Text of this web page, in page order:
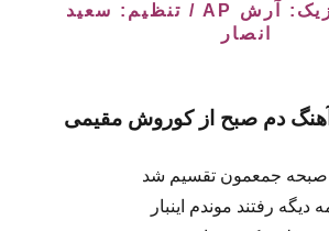
ترانه و موزیک: آرش AP / تنظیم: سعید
انصار
دم صبح از کوروش مقیمی
جمعمون تقسیم شد
دیگه رفتند موندم اینبار